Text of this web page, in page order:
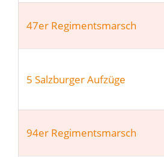
47er Regimentsmarsch
5 Salzburger Aufzüge
94er Regimentsmarsch